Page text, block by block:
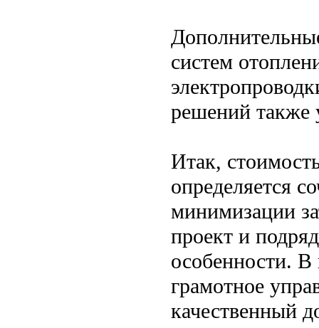
систем
решений также
Итак,
определяется
минимизации
проект и
особенности. В
грамотное
качественный